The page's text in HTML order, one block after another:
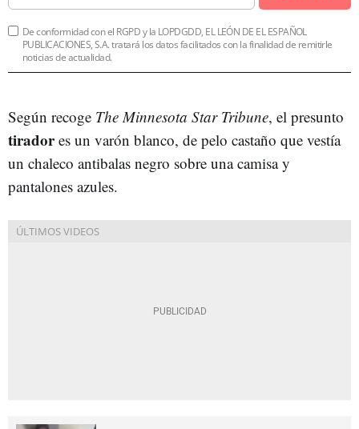
De conformidad con el RGPD y la LOPDGDD, EL LEÓN DE EL ESPAÑOL
PUBLICACIONES, S.A. tratará los datos facilitados con la finalidad de remitirle
noticias de actualidad.
Según recoge The Minnesota Star Tribune, el presunto
tiradores un varón blanco, de pelo castaño que vestía
un chaleco antibalas negro sobre una camisa y
pantalones azules.